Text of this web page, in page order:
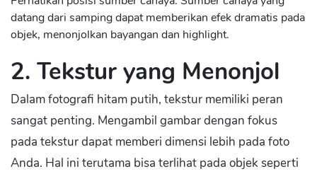
datang dari samping dapat memberikan efek dramatis pada
objek, menonjolkan bayangan dan highlight.
2. Tekstur yang Menonjol
Dalam fotografi hitam putih, tekstur memiliki peran
sangat penting. Mengambil gambar dengan fokus
pada tekstur dapat memberi dimensi lebih pada foto
Anda. Hal ini terutama bisa terlihat pada objek seperti